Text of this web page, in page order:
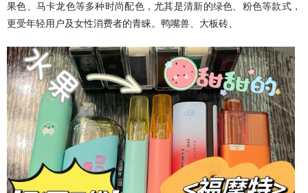
果色、马卡龙色等多种时尚配色，尤其是清新的绿色、粉色等款式，
更受年轻用户及女性消费者的青睐。鸭嘴兽、大板砖、